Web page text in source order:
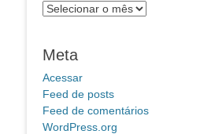
Arquivos
Meta
Acessar
Feed de posts
Feed de comentários
WordPress.org